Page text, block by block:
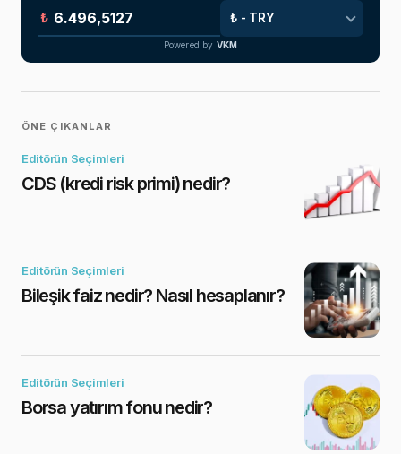
₺
Powered by VKM
ÖNE ÇIKANLAR
Editörün Seçimleri
CDS (kredi risk primi) nedir?
Editörün Seçimleri
Bileşik faiz nedir? Nasıl hesaplanır?
Editörün Seçimleri
Borsa yatırım fonu nedir?